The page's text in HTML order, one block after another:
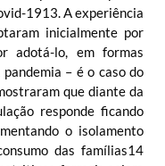
1913. A experiência
inicialmente por
adotá-lo, em formas
– é o caso do
que diante da
responde ficando
o isolamento
das famílias14